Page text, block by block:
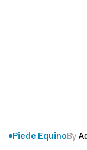
Piede EquinoBy